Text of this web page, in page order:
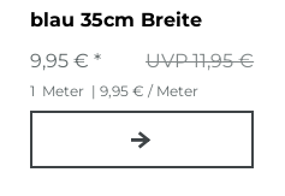
blau 35cm Breite
UVP 11,95 €
9,95 € *
1 Meter | 9,95 € / Meter